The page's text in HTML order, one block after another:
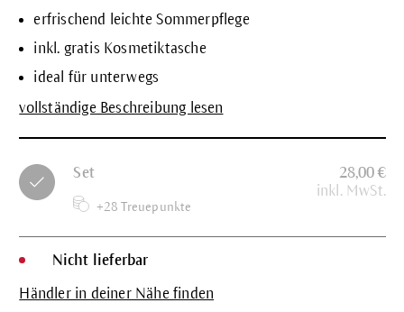
erfrischend leichte Sommerpflege
inkl. gratis Kosmetiktasche
ideal für unterwegs
vollständige Beschreibung lesen
Set
+28 Treuepunkte
28,00 €
inkl. MwSt.
Nicht lieferbar
Händler in deiner Nähe finden